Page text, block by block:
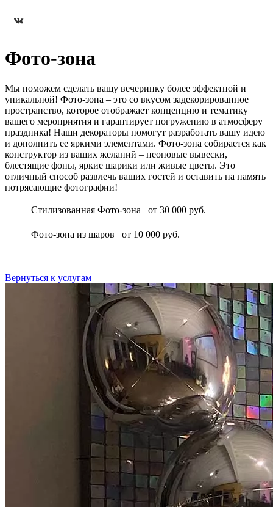
Фото-зона
Мы поможем сделать вашу вечеринку более эффектной и
уникальной! Фото-зона – это со вкусом задекорированное
пространство, которое отображает концепцию и тематику
вашего мероприятия и гарантирует погружению в атмосферу
праздника! Наши декораторы помогут разработать вашу идею
и дополнить ее яркими элементами. Фото-зона собирается как
конструктор из ваших желаний – неоновые вывески,
блестящие фоны, яркие шарики или живые цветы. Это
отличный способ развлечь ваших гостей и оставить на память
потрясающие фотографии!
Стилизованная Фото-зона от 30 000 руб.
Фото-зона из шаров от 10 000 руб.
Вернуться к услугам